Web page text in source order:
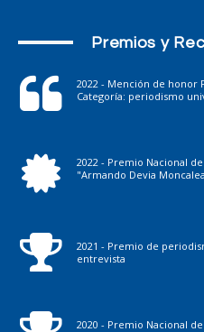
Premios y
2022 - Mención de honor
Categoría: periodismo
2022 - Premio Nacional
"Armando Devia
2021 - Premio de
entrevista
2020 - Premio Nacional